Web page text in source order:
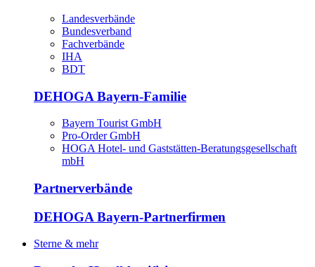
Landesverbände
Bundesverband
Fachverbände
IHA
BDT
DEHOGA Bayern-Familie
Bayern Tourist GmbH
Pro-Order GmbH
HOGA Hotel- und Gaststätten-Beratungsgesellschaft
mbH
Partnerverbände
DEHOGA Bayern-Partnerfirmen
Sterne & mehr